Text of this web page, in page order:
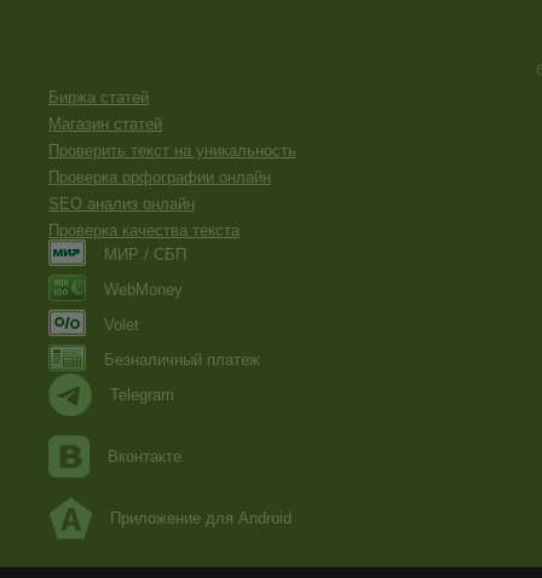
Биржа статей
Магазин статей
Проверить текст на уникальность
Проверка орфографии онлайн
SEO анализ онлайн
Проверка качества текста
МИР / СБП
WebMoney
Volet
Безналичный платеж
Telegram
Вконтакте
Приложение для Android